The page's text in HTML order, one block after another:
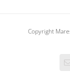
Copyright